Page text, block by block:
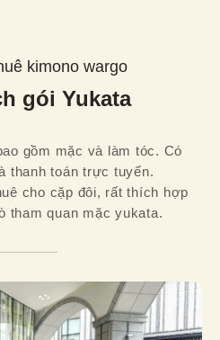
kimono wargo
gói Yukata
gồm mặc và làm tóc. Có
thanh toán trực tuyến.
cho cặp đôi, rất thích hợp
tham quan mặc yukata.